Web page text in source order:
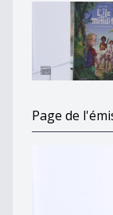
L&#039;île
Page de